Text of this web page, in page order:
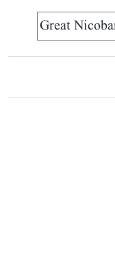
Great